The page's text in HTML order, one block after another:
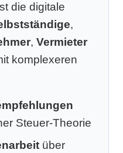
die digitale
,
, Vermieter
komplexeren
Steuer-Theorie
über